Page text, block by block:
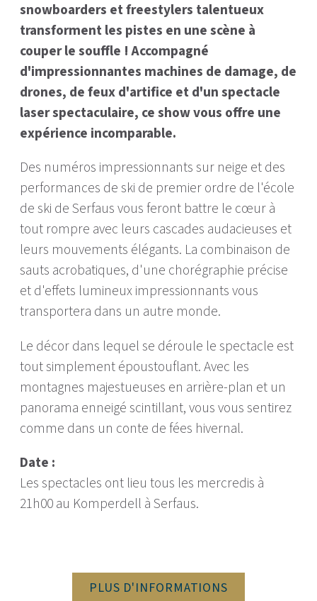
snowboarders et freestylers talentueux
transforment les pistes en une scène à
couper le souffle ! Accompagné
d'impressionnantes machines de damage, de
drones, de feux d'artifice et d'un spectacle
laser spectaculaire, ce show vous offre une
expérience incomparable.
Des numéros impressionnants sur neige et des
performances de ski de premier ordre de l'école
de ski de Serfaus vous feront battre le cœur à
tout rompre avec leurs cascades audacieuses et
leurs mouvements élégants. La combinaison de
sauts acrobatiques, d'une chorégraphie précise
et d'effets lumineux impressionnants vous
transportera dans un autre monde.
Le décor dans lequel se déroule le spectacle est
tout simplement époustouflant. Avec les
montagnes majestueuses en arrière-plan et un
panorama enneigé scintillant, vous vous sentirez
comme dans un conte de fées hivernal.
Date :
Les spectacles ont lieu tous les mercredis à
21h00 au Komperdell à Serfaus.
PLUS D'INFORMATIONS